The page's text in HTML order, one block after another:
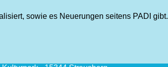
sowie es Neuerungen seitens PADI gibt.